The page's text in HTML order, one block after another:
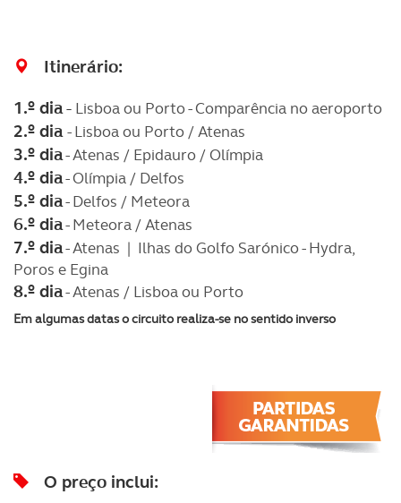
Itinerário:
1.º dia - Lisboa ou Porto - Comparência no aeroporto
2.º dia- Lisboa ou Porto / Atenas
3.º dia- Atenas / Epidauro / Olímpia
4.º dia- Olímpia / Delfos
5.º dia- Delfos / Meteora
6.º dia- Meteora / Atenas
7.º dia- Atenas | Ilhas do Golfo Sarónico - Hydra,
Poros e Egina
8.º dia- Atenas / Lisboa ou Porto
Em algumas datas o circuito realiza-se no sentido inverso
O preço inclui: